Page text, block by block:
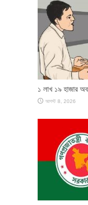
১ লাখ ১৯ হাজার
আগস্ট 8, 2026